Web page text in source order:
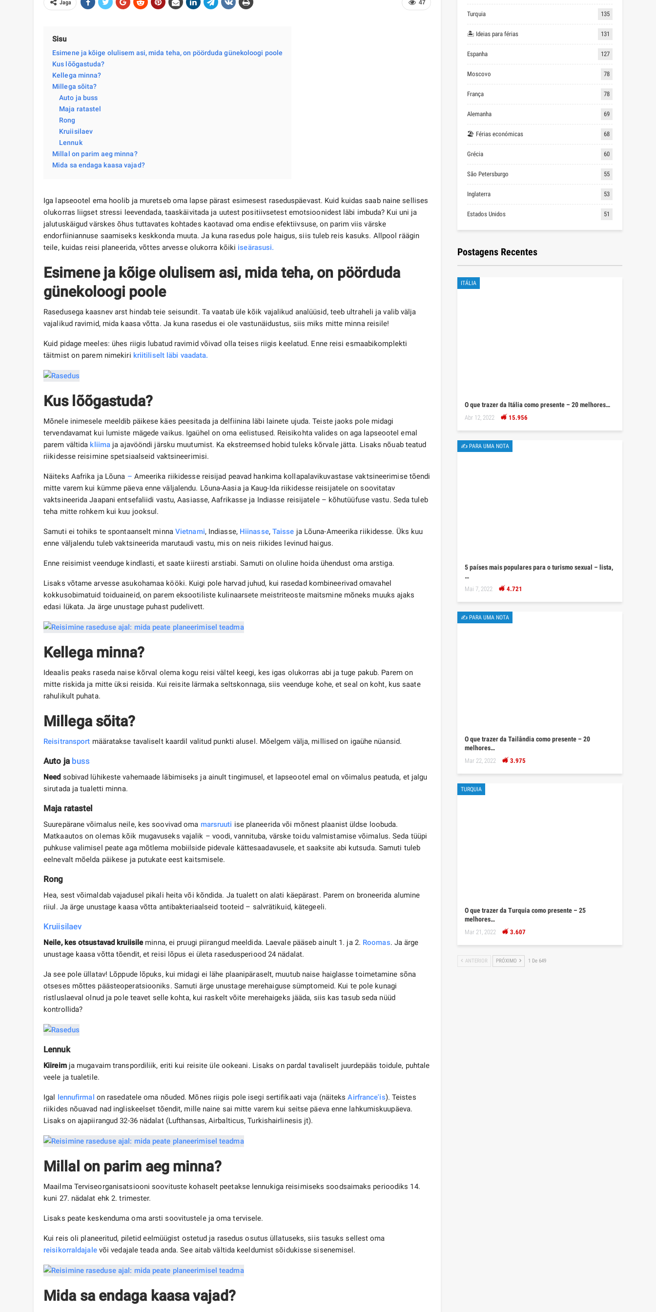
47
Jaga
Sisu
Esimene ja kõige olulisem asi, mida teha, on pöörduda günekoloogi poole
Kus lõõgastuda?
Kellega minna?
Millega sõita?
Auto ja buss
Maja ratastel
Rong
Kruiisilaev​
Lennuk
Millal on parim aeg minna?
Mida sa endaga kaasa vajad?
Iga lapseootel ema hoolib ja muretseb oma lapse pärast esimesest raseduspäevast. Kuid kuidas saab naine sellises
olukorras liigset stressi leevendada, taaskäivitada ja uutest positiivsetest emotsioonidest läbi imbuda? Kui uni ja
jalutuskäigud värskes õhus tuttavates kohtades kaotavad oma endise efektiivsuse, on parim viis värske
endorfiiniannuse saamiseks keskkonda muuta. Ja kuna rasedus pole haigus, siis tuleb reis kasuks. Allpool räägin
teile, kuidas reisi planeerida, võttes arvesse olukorra kõiki iseärasusi.
Esimene ja kõige olulisem asi, mida teha, on pöörduda
günekoloogi poole
Rasedusega kaasnev arst hindab teie seisundit. Ta vaatab üle kõik vajalikud analüüsid, teeb ultraheli ja valib välja
vajalikud ravimid, mida kaasa võtta. Ja kuna rasedus ei ole vastunäidustus, siis miks mitte minna reisile!
Kuid pidage meeles: ühes riigis lubatud ravimid võivad olla teises riigis keelatud. Enne reisi esmaabikomplekti
täitmist on parem nimekiri kriitiliselt läbi vaadata.
Kus lõõgastuda?
Mõnele inimesele meeldib päikese käes peesitada ja delfiinina läbi lainete ujuda. Teiste jaoks pole midagi
tervendavamat kui lumiste mägede vaikus. Igaühel on oma eelistused. Reisikohta valides on aga lapseootel emal
parem vältida kliima ja ajavööndi järsku muutumist. Ka ekstreemsed hobid tuleks kõrvale jätta. Lisaks nõuab teatud
riikidesse reisimine spetsiaalseid vaktsineerimisi.
Näiteks Aafrika ja Lõuna – Ameerika riikidesse reisijad peavad hankima kollapalavikuvastase vaktsineerimise tõendi
mitte varem kui kümme päeva enne väljalendu. Lõuna-Aasia ja Kaug-Ida riikidesse reisijatele on soovitatav
vaktsineerida Jaapani entsefaliidi vastu, Aasiasse, Aafrikasse ja Indiasse reisijatele – kõhutüüfuse vastu. Seda tuleb
teha mitte rohkem kui kuu jooksul.
Samuti ei tohiks te spontaanselt minna Vietnami, Indiasse, Hiinasse, Taisse ja Lõuna-Ameerika riikidesse. Üks kuu
enne väljalendu tuleb vaktsineerida marutaudi vastu, mis on neis riikides levinud haigus.
Enne reisimist veenduge kindlasti, et saate kiiresti arstiabi. Samuti on oluline hoida ühendust oma arstiga.
Lisaks võtame arvesse asukohamaa kööki. Kuigi pole harvad juhud, kui rasedad kombineerivad omavahel
kokkusobimatuid toiduaineid, on parem eksootiliste kulinaarsete meistriteoste maitsmine mõneks muuks ajaks
edasi lükata. Ja ärge unustage puhast pudelivett.
Kellega minna?
Ideaalis peaks raseda naise kõrval olema kogu reisi vältel keegi, kes igas olukorras abi ja tuge pakub. Parem on
mitte riskida ja mitte üksi reisida. Kui reisite lärmaka seltskonnaga, siis veenduge kohe, et seal on koht, kus saate
rahulikult puhata.
Millega sõita?
Reisitransport määratakse tavaliselt kaardil valitud punkti alusel. Mõelgem välja, millised on igaühe nüansid.
Auto ja buss
Need sobivad lühikeste vahemaade läbimiseks ja ainult tingimusel, et lapseootel emal on võimalus peatuda, et jalgu
sirutada ja tualetti minna.
Maja ratastel
Suurepärane võimalus neile, kes soovivad oma marsruuti ise planeerida või mõnest plaanist üldse loobuda.
Matkaautos on olemas kõik mugavuseks vajalik – voodi, vannituba, värske toidu valmistamise võimalus. Seda tüüpi
puhkuse valimisel peate aga mõtlema mobiilside pidevale kättesaadavusele, et saaksite abi kutsuda. Samuti tuleb
eelnevalt mõelda päikese ja putukate eest kaitsmisele.
Rong
Hea, sest võimaldab vajadusel pikali heita või kõndida. Ja tualett on alati käepärast. Parem on broneerida alumine
riiul. Ja ärge unustage kaasa võtta antibakteriaalseid tooteid – salvrätikuid, kätegeeli.
Kruiisilaev
Neile, kes otsustavad kruiisileminna, ei pruugi piirangud meeldida. Laevale pääseb ainult 1. ja 2. Roomas. Ja ärge
unustage kaasa võtta tõendit, et reisi lõpus ei ületa rasedusperiood 24 nädalat.
Ja see pole üllatav! Lõppude lõpuks, kui midagi ei lähe plaanipäraselt, muutub naise haiglasse toimetamine sõna
otseses mõttes päästeoperatsiooniks. Samuti ärge unustage merehaiguse sümptomeid. Kui te pole kunagi
ristluslaeval olnud ja pole teavet selle kohta, kui raskelt võite merehaigeks jääda, siis kas tasub seda nüüd
kontrollida?
Lennuk
Kiireimja mugavaim transpordiliik, eriti kui reisite üle ookeani. Lisaks on pardal tavaliselt juurdepääs toidule, puhtale
veele ja tualetile.
Igal lennufirmal on rasedatele oma nõuded. Mõnes riigis pole isegi sertifikaati vaja (näiteksAirfrance'is). Teistes
riikides nõuavad nad ingliskeelset tõendit, mille naine sai mitte varem kui seitse päeva enne lahkumiskuupäeva.
Lisaks on ajapiirangud 32-36 nädalat (Lufthansas, Airbalticus, Turkishairlinesis jt).
Millal on parim aeg minna?
Maailma Terviseorganisatsiooni soovituste kohaselt peetakse lennukiga reisimiseks soodsaimaks perioodiks 14.
kuni 27. nädalat ehk 2. trimester.
Lisaks peate keskenduma oma arsti soovitustele ja oma tervisele.
Kui reis oli planeeritud, piletid eelmüügist ostetud ja rasedus osutus üllatuseks, siis tasuks sellest oma
reisikorraldajalevõi vedajale teada anda. See aitab vältida keeldumist sõidukisse sisenemisel.
Mida sa endaga kaasa vajad?
Turquia 135
🏝 Ideias para férias 131
Espanha 127
Moscovo 78
França 78
Alemanha 69
🏖 Férias económicas 68
Grécia 60
São Petersburgo 55
Inglaterra 53
Estados Unidos 51
Postagens Recentes
ITÁLIA
O que trazer da Itália como presente – 20 melhores…
Abr 12, 2022 15.956
✍ PARA UMA NOTA
5 países mais populares para o turismo sexual – lista,
…
Mai 7, 2022 4.721
✍ PARA UMA NOTA
O que trazer da Tailândia como presente – 20
melhores…
Mar 22, 2022 3.975
TURQUIA
O que trazer da Turquia como presente – 25
melhores…
Mar 21, 2022 3.607
ANTERIOR PRÓXIMO 1 De 649